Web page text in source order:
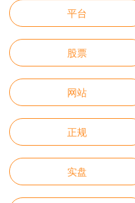
平台
股票
网站
正规
实盘